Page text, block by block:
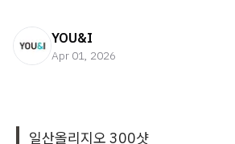
YOU&I
Apr 01, 2026
일산올리지오 300샷